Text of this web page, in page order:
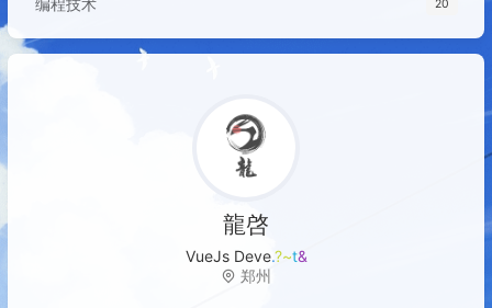
编程技术 20
龍啓
VueJs DeE$~YX
郑州